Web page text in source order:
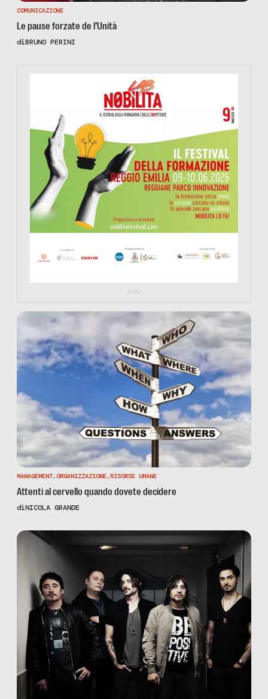
COMUNICAZIONE
Le pause forzate de l’Unità
diBRUNO PERINI
https://www.nobilitafestival.com
Adv
MANAGEMENT,ORGANIZZAZIONE,RISORSE UMANE
Attenti al cervello quando dovete decidere
diNICOLA GRANDE